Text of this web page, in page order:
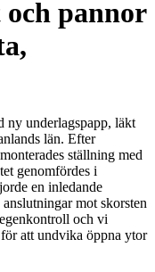
pannor
ny underlagspapp, läkt
län. Efter
ställning med
genomfördes i
en inledande
mot skorsten
och vi
att undvika öppna ytor